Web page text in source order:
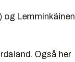
og Lemminkäinen
Også her